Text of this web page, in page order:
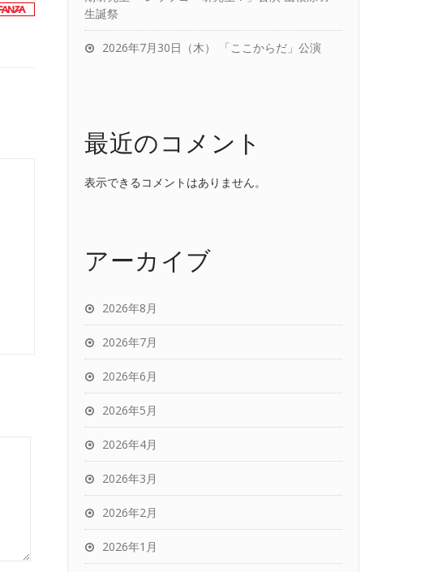
生誕祭
2026年7月30日（木） 「ここからだ」公演
最近のコメント
表示できるコメントはありません。
アーカイブ
2026年8月
2026年7月
2026年6月
2026年5月
2026年4月
2026年3月
2026年2月
2026年1月